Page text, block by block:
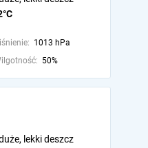
1013 hPa
50%
lekki deszcz